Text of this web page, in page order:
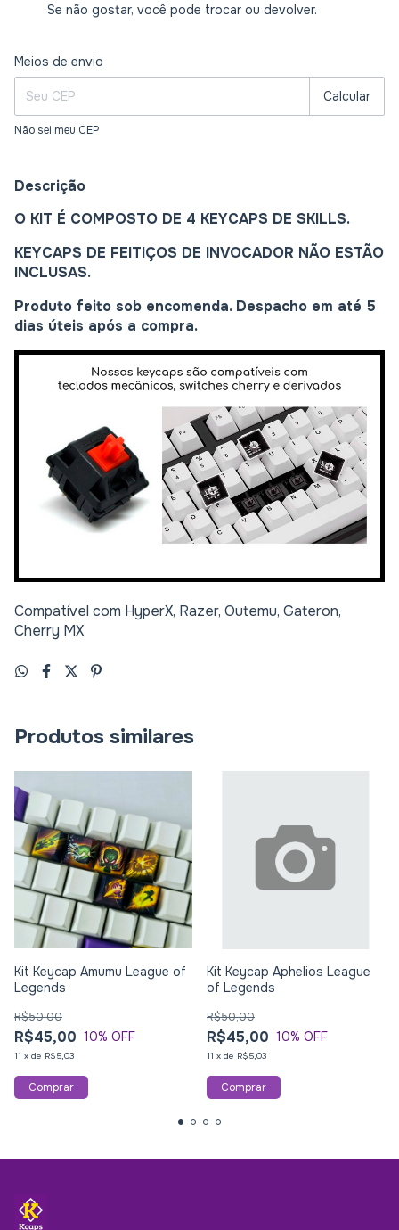
Se não gostar, você pode trocar ou devolver.
Entregas para o CEP:
Meios de envio
Calcular
Não sei meu CEP
Descrição
O KIT É COMPOSTO DE 4 KEYCAPS DE SKILLS.
KEYCAPS DE FEITIÇOS DE INVOCADOR NÃO ESTÃO
INCLUSAS.
Produto feito sob encomenda. Despacho em até 5
dias úteis após a compra.
Compatível com HyperX, Razer, Outemu, Gateron,
Cherry MX
Produtos similares
Kit Keycap Amumu League of
Legends
R$45,00
R$50,00
10% OFF
11 x de R$5,03
Kit Keycap Aphelios League
of Legends
R$45,00
R$50,00
10% OFF
11 x de R$5,03